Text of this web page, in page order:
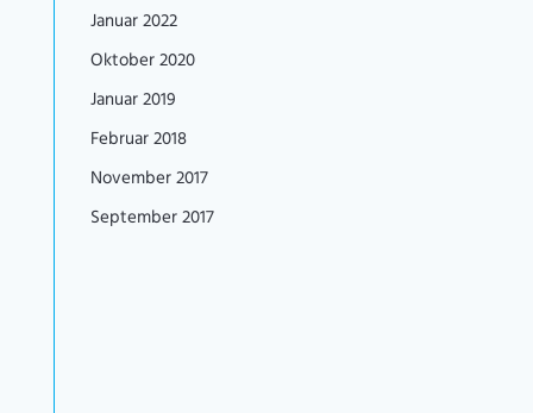
Januar 2022
Oktober 2020
Januar 2019
Februar 2018
November 2017
September 2017